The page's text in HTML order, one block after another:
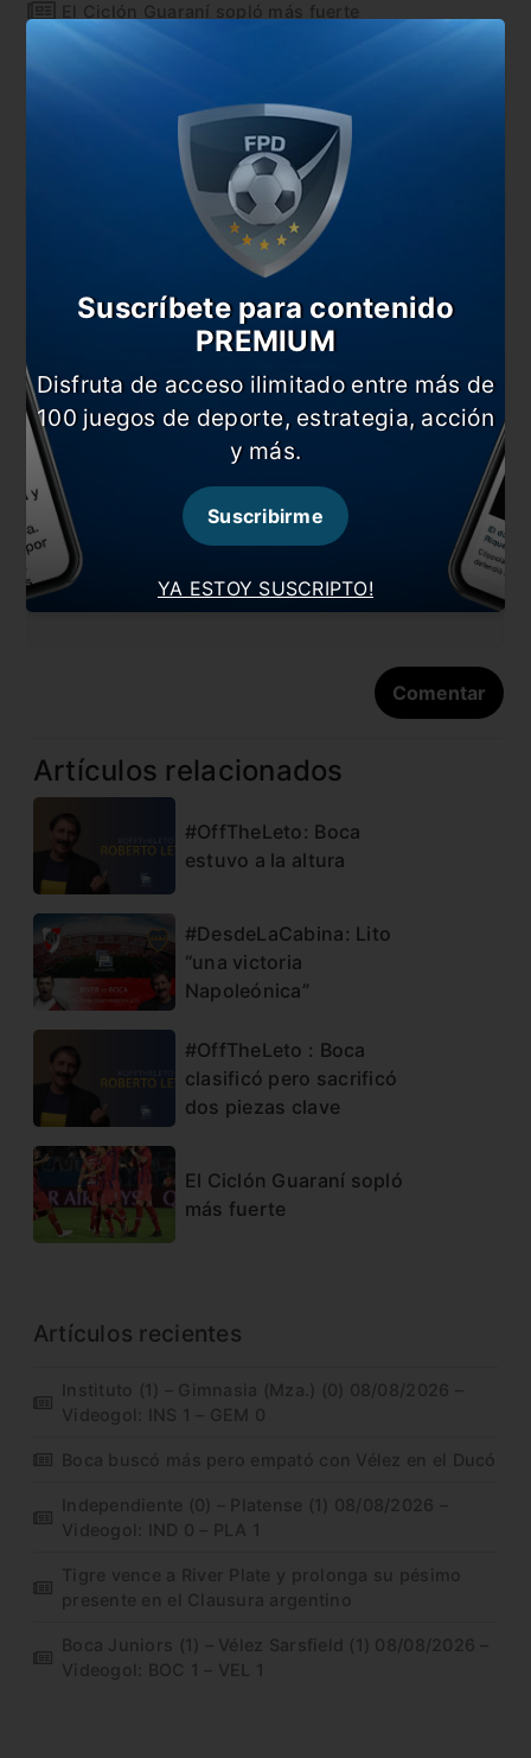
El Ciclón Guaraní sopló más fuerte
#Libertadores
Dejá tu opinión acá!
Nombre
Correo electrónico
Artículos relacionados
#OffTheLeto: Boca
estuvo a la altura
#DesdeLaCabina: Lito
“una victoria
Napoleónica”
#OffTheLeto : Boca
clasificó pero sacrificó
dos piezas clave
El Ciclón Guaraní sopló
más fuerte
Artículos recientes
Instituto (1) – Gimnasia (Mza.) (0) 08/08/2026 –
Videogol: INS 1 – GEM 0
Boca buscó más pero empató con Vélez en el Ducó
Independiente (0) – Platense (1) 08/08/2026 –
Videogol: IND 0 – PLA 1
Tigre vence a River Plate y prolonga su pésimo
presente en el Clausura argentino
Boca Juniors (1) – Vélez Sarsfield (1) 08/08/2026 –
Videogol: BOC 1 – VEL 1
YA ESTOY SUSCRIPTO!
Suscríbete para contenido
PREMIUM
Disfruta de acceso ilimitado entre más de
100 juegos de deporte, estrategia, acción
y más.
Suscribirme